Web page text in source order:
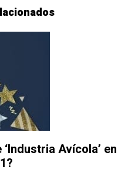
Avícola’ en